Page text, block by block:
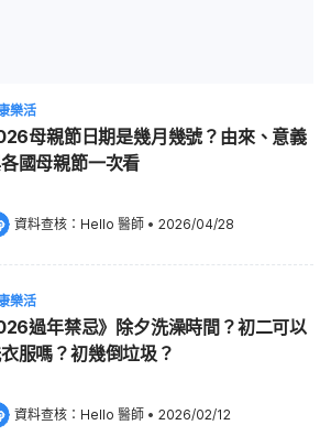
樂活
母親節日期是幾月幾號？由來、意義
國母親節一次看
資料查核： Hello 醫師 • 2026/04/28
樂活
過年禁忌》除夕洗澡時間？初二可以
服嗎？初幾倒垃圾？
資料查核： Hello 醫師 • 2026/02/12